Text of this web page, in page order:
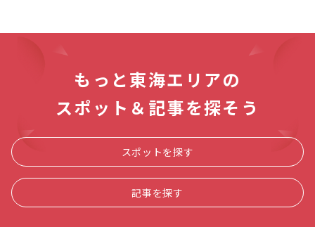
もっと東海エリアの
スポット＆記事を探そう
スポットを探す
記事を探す